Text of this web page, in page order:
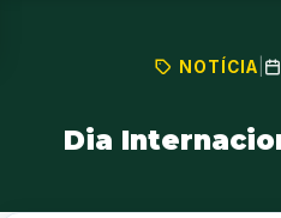
NOTÍCIA
Dia